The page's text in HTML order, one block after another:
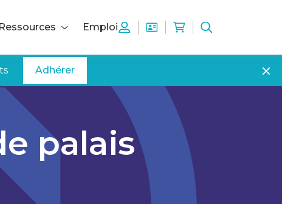
Ressources Emploi
Adhérer
palais